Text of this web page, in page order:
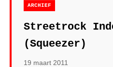
ARCHIEF
Streetrock
(Squeezer)
19 maart 2011